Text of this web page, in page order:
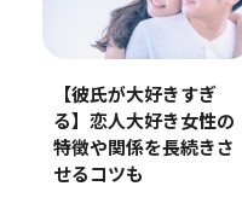
【彼氏が大好きすぎ
る】恋人大好き女性の
特徴や関係を長続きさ
せるコツも